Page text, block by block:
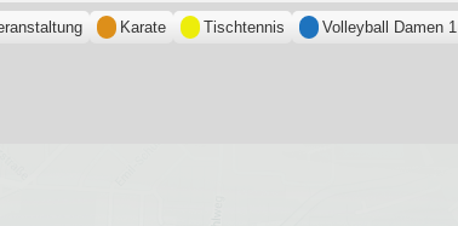
Karate Tischtennis Volleyball Damen 1